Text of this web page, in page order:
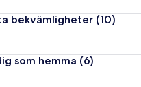
bekvämligheter (10)
som hemma (6)